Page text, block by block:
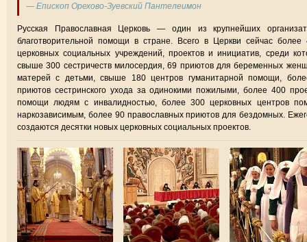
— Епископ Орехово-Зуевский Пантелеимон
Русская Православная Церковь — один из крупнейших
благотворительной помощи в стране. Всего в Церкви сейчас более
церковных социальных учреждений, проектов и инициатив, среди
свыше 300 сестричеств милосердия, 69 приютов для беременных
матерей с детьми, свыше 180 центров гуманитарной помощи,
приютов сестринского ухода за одинокими пожилыми, более 400
помощи людям с инвалидностью, более 300 церковных центров
наркозависимым, более 90 православных приютов для бездомных.
создаются десятки новых церковных социальных проектов.